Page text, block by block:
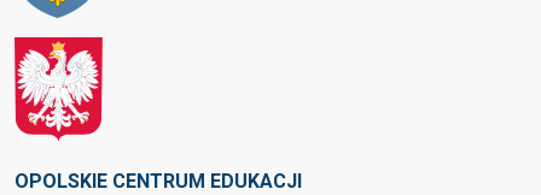
OPOLSKIE CENTRUM EDUKACJI